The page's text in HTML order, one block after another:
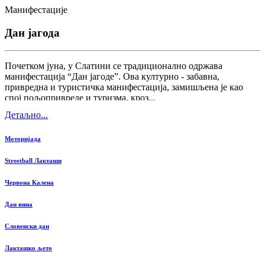
Манифестације
Дан јагода
Почетком јуна, у Слатини се традиционално одржава
манифестација “Дан јагоде”. Ова културно - забавна,
привредна и туристичка манифестација, замишљена је као
спој пољопривреде и туризма, кроз...
Детаљно...
Моторијада
Streetball Лакташи
Червона Калена
Дан вина
Словенски дан
Лакташко љето